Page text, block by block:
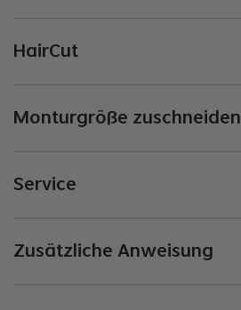
HairCut
Monturgröße zuschneiden
Service
Zusätzliche Anweisung